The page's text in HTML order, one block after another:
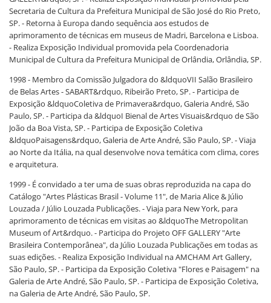
Secretaria de Cultura da Prefeitura Municipal de São José do Rio Preto,
SP. - Retorna à Europa dando sequência aos estudos de
aprimoramento de técnicas em museus de Madri, Barcelona e Lisboa.
- Realiza Exposição Individual promovida pela Coordenadoria
Municipal de Cultura da Prefeitura Municipal de Orlândia, Orlândia, SP.
1998 - Membro da Comissão Julgadora do &ldquoVII Salão Brasileiro
de Belas Artes - SABART&rdquo, Ribeirão Preto, SP. - Participa de
Exposição &ldquoColetiva de Primavera&rdquo, Galeria André, São
Paulo, SP. - Participa da &ldquoI Bienal de Artes Visuais&rdquo de São
João da Boa Vista, SP. - Participa de Exposição Coletiva
&ldquoPaisagens&rdquo, Galeria de Arte André, São Paulo, SP. - Viaja
ao Norte da Itália, na qual desenvolve nova temática com clima, cores
e arquitetura.
1999 - É convidado a ter uma de suas obras reproduzida na capa do
Catálogo "Artes Plásticas Brasil - Volume 11", de Maria Alice & Júlio
Louzada / Júlio Louzada Publicações. - Viaja para New York, para
aprimoramento de técnicas em visitas ao &ldquoThe Metropolitan
Museum of Art&rdquo. - Participa do Projeto OFF GALLERY "Arte
Brasileira Contemporânea", da Júlio Louzada Publicações em todas as
suas edições. - Realiza Exposição Individual na AMCHAM Art Gallery,
São Paulo, SP. - Participa da Exposição Coletiva "Flores e Paisagem" na
Galeria de Arte André, São Paulo, SP. - Participa de Exposição Coletiva,
na Galeria de Arte André, São Paulo, SP.